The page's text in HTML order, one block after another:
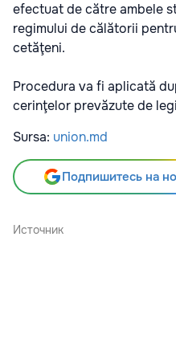
efectuat de către ambele
regimului de călătorii
cetăţeni.
Procedura va fi aplicată
cerinţelor prevăzute de
Sursa: union.md
Подпишитесь на
Источник